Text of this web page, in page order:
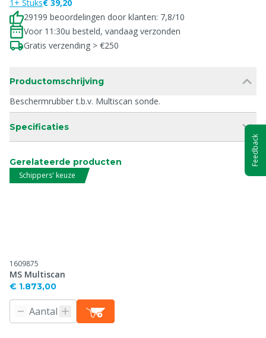
1+ Stuks€ 39,20
29199 beoordelingen door klanten: 7,8/10
Voor 11:30u besteld, vandaag verzonden
Gratis verzending > €250
Productomschrijving
Beschermrubber t.b.v. Multiscan sonde.
Specificaties
Gerelateerde producten
Schippers' keuze
1609875
MS Multiscan
€ 1.873,00
Feedback